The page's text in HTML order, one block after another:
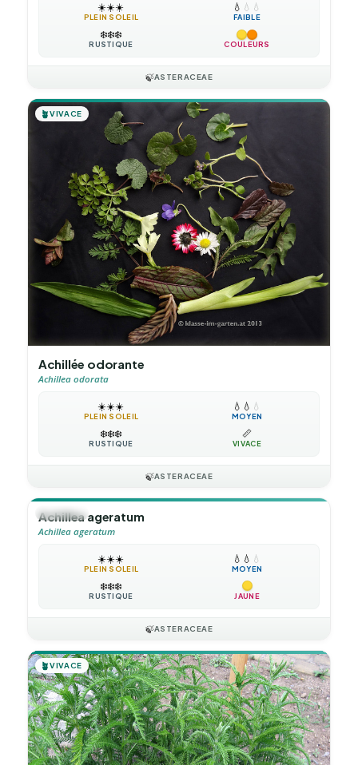
☀️☀️☀️
PLEIN SOLEIL
💧 💧 💧
FAIBLE
❄️❄️❄️
RUSTIQUE COULEURS
🍃ASTERACEAE
🪴VIVACE
Achillée odorante
Achillea odorata
☀️☀️☀️
PLEIN SOLEIL
💧 💧 💧
MOYEN
❄️❄️❄️
RUSTIQUE
📏
VIVACE
🍃ASTERACEAE
🪴VIVACE
Achillea ageratum
Achillea ageratum
☀️☀️☀️
PLEIN SOLEIL
💧 💧 💧
MOYEN
❄️❄️❄️
RUSTIQUE JAUNE
🍃ASTERACEAE
🪴VIVACE